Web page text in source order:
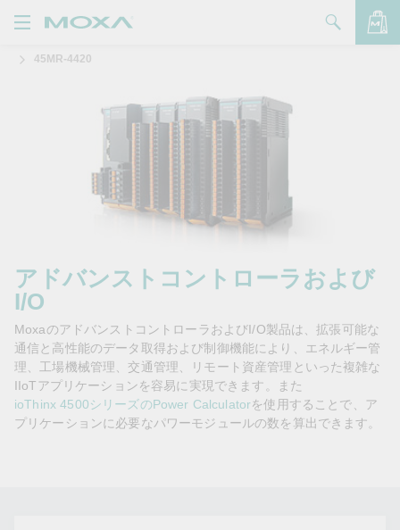
品
問い合わせ
ートナー・ゾーン
Moxa
45MR-4420
アドバンストコントローラおよび
I/O
MoxaのアドバンストコントローラおよびI/O製品は、拡張可能な
通信と高性能のデータ取得および制御機能により、エネルギー管
理、工場機械管理、交通管理、リモート資産管理といった複雑な
IIoTアプリケーションを容易に実現できます。また
ioThinx 4500シリーズのPower Calculatorを使用することで、ア
プリケーションに必要なパワーモジュールの数を算出できます。